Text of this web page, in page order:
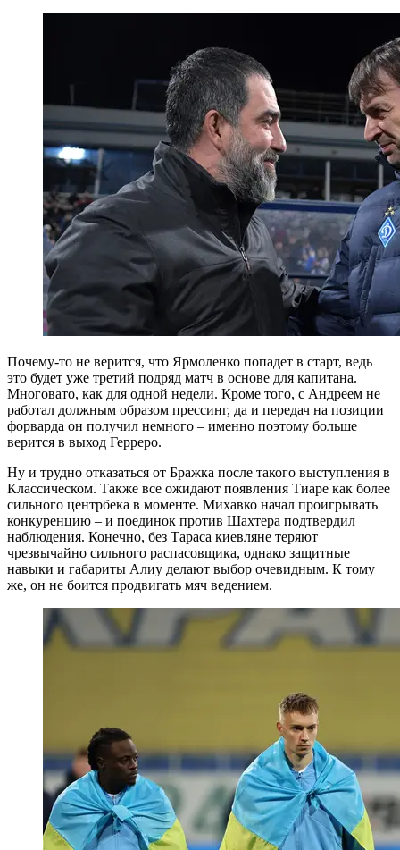
Почему-то не верится, что Ярмоленко попадет в старт, ведь
это будет уже третий подряд матч в основе для капитана.
Многовато, как для одной недели. Кроме того, с Андреем не
работал должным образом прессинг, да и передач на позиции
форварда он получил немного – именно поэтому больше
верится в выход Герреро.
Ну и трудно отказаться от Бражка после такого выступления в
Классическом. Также все ожидают появления Тиаре как более
сильного центрбека в моменте. Михавко начал проигрывать
конкуренцию – и поединок против Шахтера подтвердил
наблюдения. Конечно, без Тараса киевляне теряют
чрезвычайно сильного распасовщика, однако защитные
навыки и габариты Алиу делают выбор очевидным. К тому
же, он не боится продвигать мяч ведением.